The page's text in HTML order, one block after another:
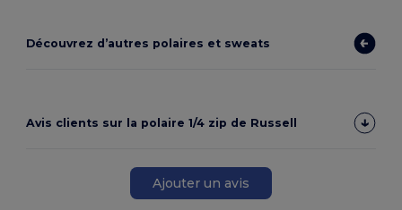
Découvrez d’autres polaires et sweats
Avis clients sur la polaire 1/4 zip de Russell
Ajouter un avis